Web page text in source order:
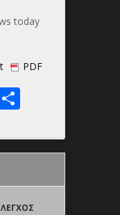
today
PDF